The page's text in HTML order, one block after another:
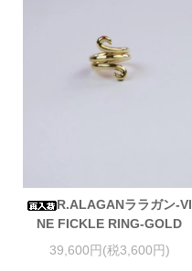
R.ALAGANララガン-VI
NE FICKLE RING-GOLD
39,600円(税3,600円)